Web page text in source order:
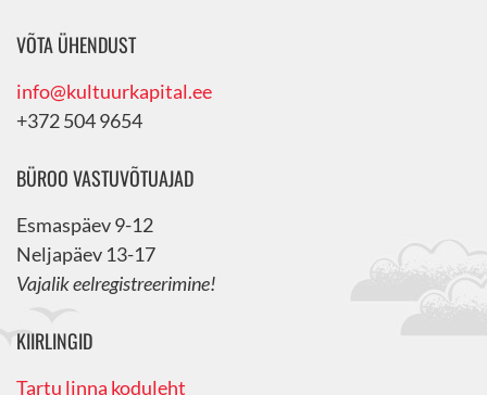
VÕTA ÜHENDUST
info@kultuurkapital.ee
+372 504 9654
BÜROO VASTUVÕTUAJAD
Esmaspäev 9-12
Neljapäev 13-17
Vajalik eelregistreerimine!
KIIRLINGID
Tartu linna koduleht